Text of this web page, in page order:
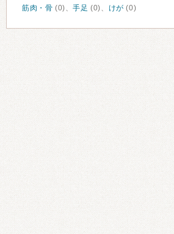
筋肉・骨 (0)、手足 (0)、 けが (0)